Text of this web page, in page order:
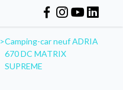
>Camping-car neuf ADRIA
670 DC MATRIX
SUPREME